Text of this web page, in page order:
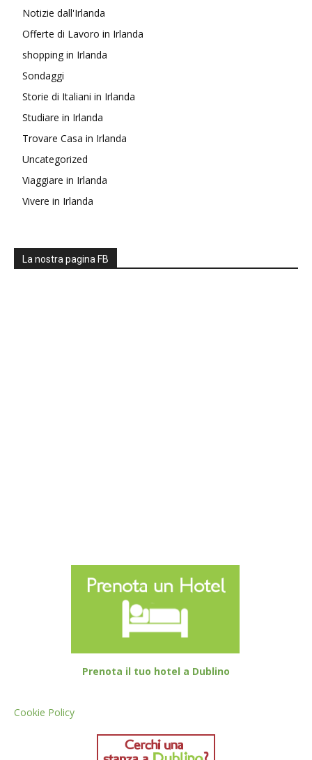
Notizie dall'Irlanda
Offerte di Lavoro in Irlanda
shopping in Irlanda
Sondaggi
Storie di Italiani in Irlanda
Studiare in Irlanda
Trovare Casa in Irlanda
Uncategorized
Viaggiare in Irlanda
Vivere in Irlanda
La nostra pagina FB
Prenota il tuo hotel a Dublino
Cookie Policy